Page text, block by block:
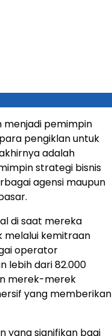
menjadi pemimpin
pengiklan untuk
adalah
strategi bisnis
agensi maupun
di saat mereka
melalui kemitraan
operator
lebih dari 82.000
merek-merek
yang memberikan
yang signifikan bagi